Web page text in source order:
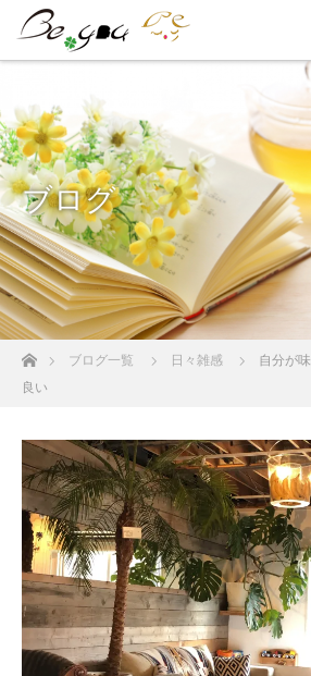
ブログ
ホームブログ一覧 日々雑感
自分が
良い